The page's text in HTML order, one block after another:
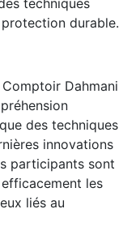
techniques
durable.
Comptoir Dahmani
des techniques
innovations
participants sont
les
liés au